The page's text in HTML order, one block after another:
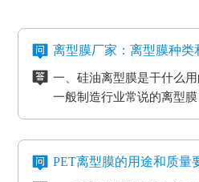
离型膜厂家：离型膜种类
一、硅油离型膜是干什么用
一般制造行业常说的离型
型膜应用分成两类：模切
具备离型力匀称平稳、等特
氟素离型膜别称氟塑离型膜
涂有氟化有机硅材料做成
PET离型膜的用途和质量